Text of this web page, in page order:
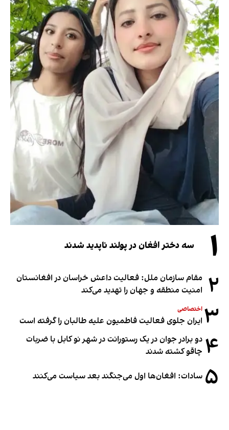
۱ سه دختر افغان در پولند ناپدید شدند
۲ مقام سازمان ملل: فعالیت داعش خراسان در افغانستان
امنیت منطقه و جهان را تهدید می‌کند
۳ اختصاصی
ایران جلوی فعالیت فاطمیون علیه طالبان را گرفته است
۴ دو برادر جوان در یک رستورانت در شهر نو کابل با ضربات
چاقو کشته شدند
۵ سادات: افغان‌ها اول می‌جنگند بعد سیاست می‌کنند